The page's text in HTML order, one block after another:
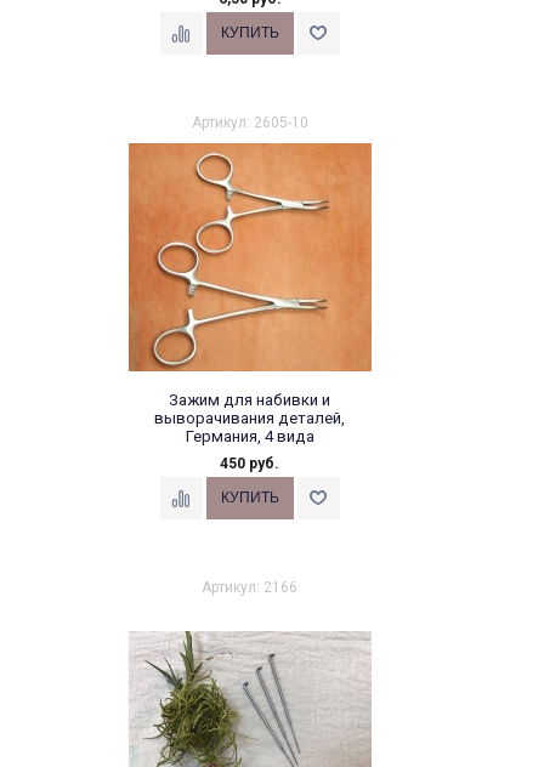
Артикул: 2605-10
Зажим для набивки и
выворачивания деталей,
Германия, 4 вида
10 см, прямой
450 руб.
Артикул: 2166